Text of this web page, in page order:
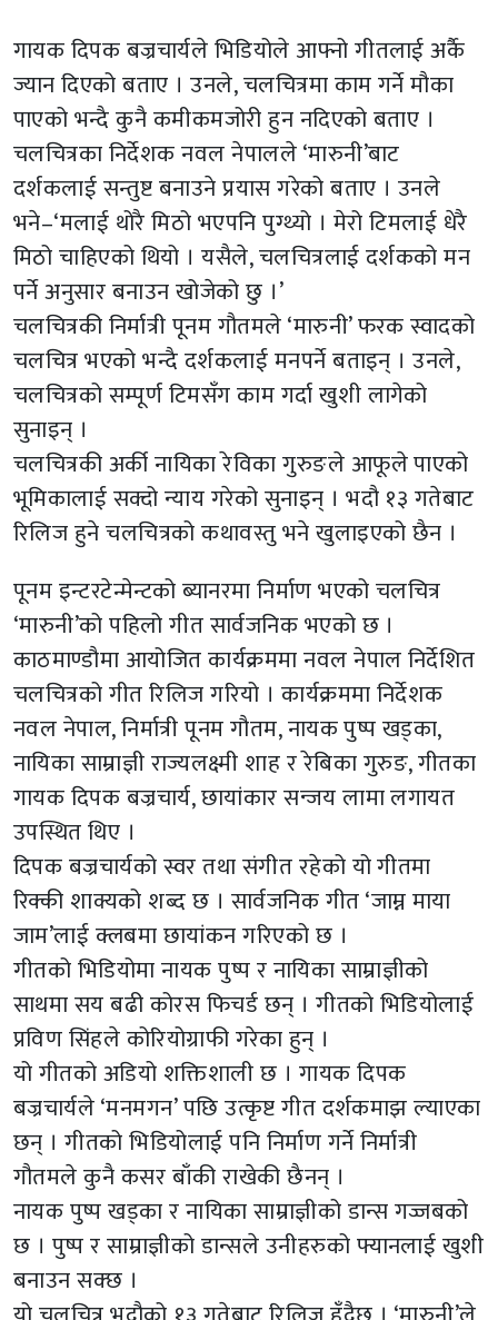
गायक दिपक बज्रचार्यले भिडियोले आफ्नो गीतलाई अर्कै
ज्यान दिएको बताए । उनले, चलचित्रमा काम गर्ने मौका
पाएको भन्दै कुनै कमीकमजोरी हुन नदिएको बताए ।
चलचित्रका निर्देशक नवल नेपालले ‘मारुनी’बाट
दर्शकलाई सन्तुष्ट बनाउने प्रयास गरेको बताए । उनले
भने–‘मलाई थोरै मिठो भएपनि पुग्थ्यो । मेरो टिमलाई धेरै
मिठो चाहिएको थियो । यसैले, चलचित्रलाई दर्शकको मन
पर्ने अनुसार बनाउन खोजेको छु ।’
चलचित्रकी निर्मात्री पूनम गौतमले ‘मारुनी’ फरक स्वादको
चलचित्र भएको भन्दै दर्शकलाई मनपर्ने बताइन् । उनले,
चलचित्रको सम्पूर्ण टिमसँग काम गर्दा खुशी लागेको
सुनाइन् ।
चलचित्रकी अर्की नायिका रेविका गुरुङले आफूले पाएको
भूमिकालाई सक्दो न्याय गरेको सुनाइन् । भदौ १३ गतेबाट
रिलिज हुने चलचित्रको कथावस्तु भने खुलाइएको छैन ।
पूनम इन्टरटेन्मेन्टको ब्यानरमा निर्माण भएको चलचित्र
‘मारुनी’को पहिलो गीत सार्वजनिक भएको छ ।
काठमाण्डौमा आयोजित कार्यक्रममा नवल नेपाल निर्देशित
चलचित्रको गीत रिलिज गरियो । कार्यक्रममा निर्देशक
नवल नेपाल, निर्मात्री पूनम गौतम, नायक पुष्प खड्का,
नायिका साम्राज्ञी राज्यलक्ष्मी शाह र रेबिका गुरुङ, गीतका
गायक दिपक बज्रचार्य, छायांकार सन्जय लामा लगायत
उपस्थित थिए ।
दिपक बज्रचार्यको स्वर तथा संगीत रहेको यो गीतमा
रिक्की शाक्यको शब्द छ । सार्वजनिक गीत ‘जाम्न माया
जाम’लाई क्लबमा छायांकन गरिएको छ ।
गीतको भिडियोमा नायक पुष्प र नायिका साम्राज्ञीको
साथमा सय बढी कोरस फिचर्ड छन् । गीतको भिडियोलाई
प्रविण सिंहले कोरियोग्राफी गरेका हुन् ।
यो गीतको अडियो शक्तिशाली छ । गायक दिपक
बज्रचार्यले ‘मनमगन’ पछि उत्कृष्ट गीत दर्शकमाझ ल्याएका
छन् । गीतको भिडियोलाई पनि निर्माण गर्ने निर्मात्री
गौतमले कुनै कसर बाँकी राखेकी छैनन् ।
नायक पुष्प खड्का र नायिका साम्राज्ञीको डान्स गज्जबको
छ । पुष्प र साम्राज्ञीको डान्सले उनीहरुको फ्यानलाई खुशी
बनाउन सक्छ ।